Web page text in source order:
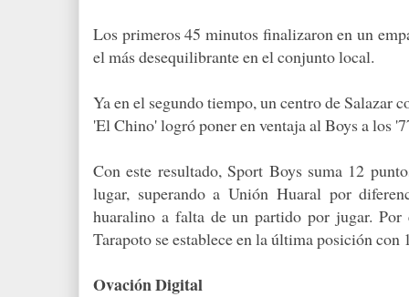
Los primeros 45 minutos finalizaron en un
el más desequilibrante en el conjunto local.
Ya en el segundo tiempo, un centro de Salazar
'El Chino' logró poner en ventaja al Boys a los
Con este resultado, Sport Boys suma 12
lugar, superando a Unión Huaral por
huaralino a falta de un partido por jugar.
Tarapoto se establece en la última posición con
Ovación Digital